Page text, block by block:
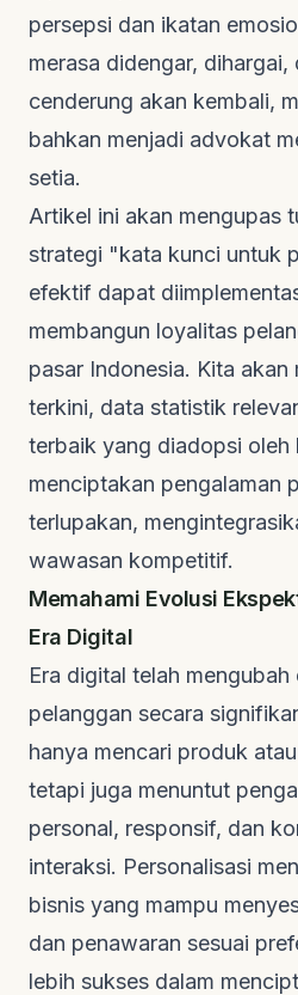
persepsi dan ikatan
merasa didengar, dihargai,
cenderung akan kembali,
bahkan menjadi advokat
setia.
Artikel ini akan mengupas
strategi "kata kunci untuk
efektif dapat
membangun loyalitas
pasar Indonesia. Kita akan
terkini, data statistik
terbaik yang diadopsi oleh
menciptakan pengalaman
terlupakan,
wawasan kompetitif.
Memahami Evolusi
Era Digital
Era digital telah mengubah
pelanggan secara
hanya mencari produk
tetapi juga menuntut
personal, responsif, dan
interaksi. Personalisasi
bisnis yang mampu
dan penawaran sesuai
lebih sukses dalam